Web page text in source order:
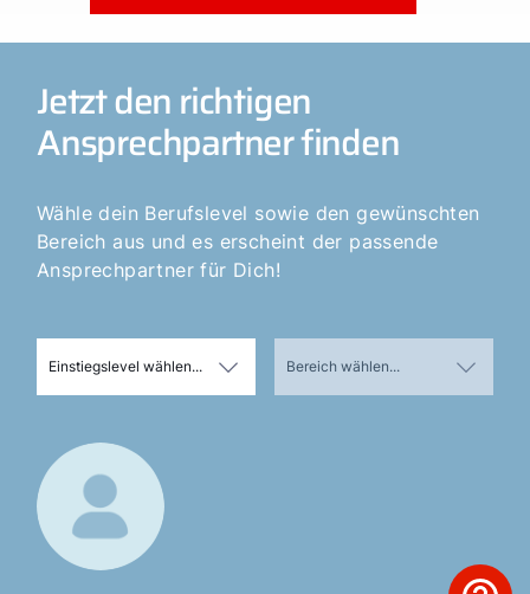
Jetzt den richtigen
Ansprechpartner finden
Wähle dein Berufslevel sowie den gewünschten
Bereich aus und es erscheint der passende
Ansprechpartner für Dich!